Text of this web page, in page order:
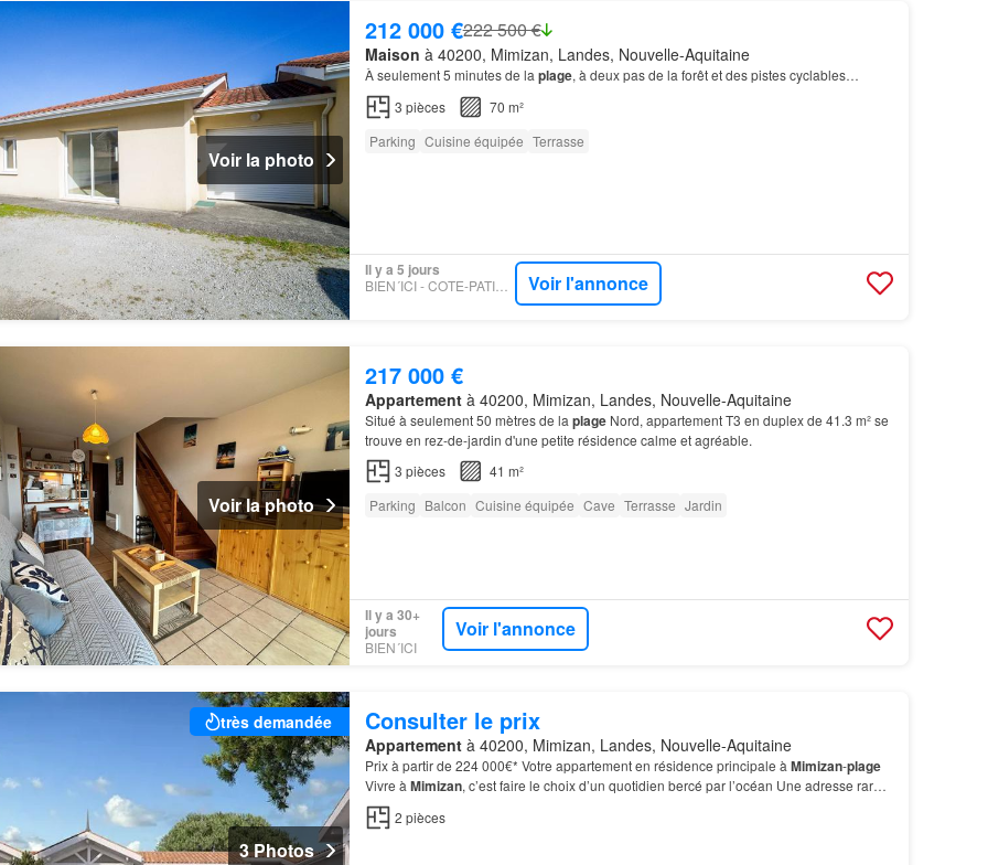
Voir la photo
212 000 €222 500 €
Maison à 40200, Mimizan, Landes, Nouvelle-Aquitaine
À seulement 5 minutes de la plage, à deux pas de la forêt et des pistes cyclables…
3 pièces
70 m²
Parking Cuisine équipée Terrasse
Il y a 5 jours
BIEN´ICI - COTE-PATIO-PARENTIS Voir l'annonce
Voir la photo
217 000 €
Appartementà 40200, Mimizan, Landes, Nouvelle-Aquitaine
Situé à seulement 50 mètres de la plageNord, appartement T3 en duplex de 41.3 m² se
trouve en rez-de-jardin d'une petite résidence calme et agréable.
3 pièces
41 m²
Parking Balcon Cuisine équipée Cave Terrasse Jardin
Il y a 30+
jours
BIEN´ICI
Voir l'annonce
très demandée
3 Photos
Consulter le prix
Appartementà 40200, Mimizan, Landes, Nouvelle-Aquitaine
Prix à partir de 224 000€* Votre appartement en résidence principale à Mimizan-plage
Vivre à Mimizan, c’est faire le choix d’un quotidien bercé par l’océan Une adresse rare
entre
2 pièces